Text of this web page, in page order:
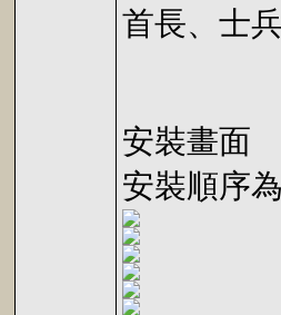
首長、士
安裝畫面
安裝順序